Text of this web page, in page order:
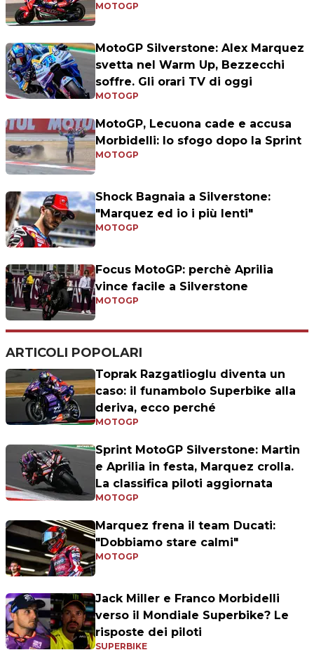
MOTOGP
MotoGP Silverstone: Alex Marquez
svetta nel Warm Up, Bezzecchi
soffre. Gli orari TV di oggi
MOTOGP
MotoGP, Lecuona cade e accusa
Morbidelli: lo sfogo dopo la Sprint
MOTOGP
Shock Bagnaia a Silverstone:
"Marquez ed io i più lenti"
MOTOGP
Focus MotoGP: perchè Aprilia
vince facile a Silverstone
MOTOGP
ARTICOLI POPOLARI
Toprak Razgatlioglu diventa un
caso: il funambolo Superbike alla
deriva, ecco perché
MOTOGP
Sprint MotoGP Silverstone: Martin
e Aprilia in festa, Marquez crolla.
La classifica piloti aggiornata
MOTOGP
Marquez frena il team Ducati:
"Dobbiamo stare calmi"
MOTOGP
Jack Miller e Franco Morbidelli
verso il Mondiale Superbike? Le
risposte dei piloti
SUPERBIKE